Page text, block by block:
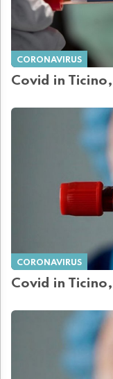
CORONAVIRUS
Covid in
CORONAVIRUS
Covid in